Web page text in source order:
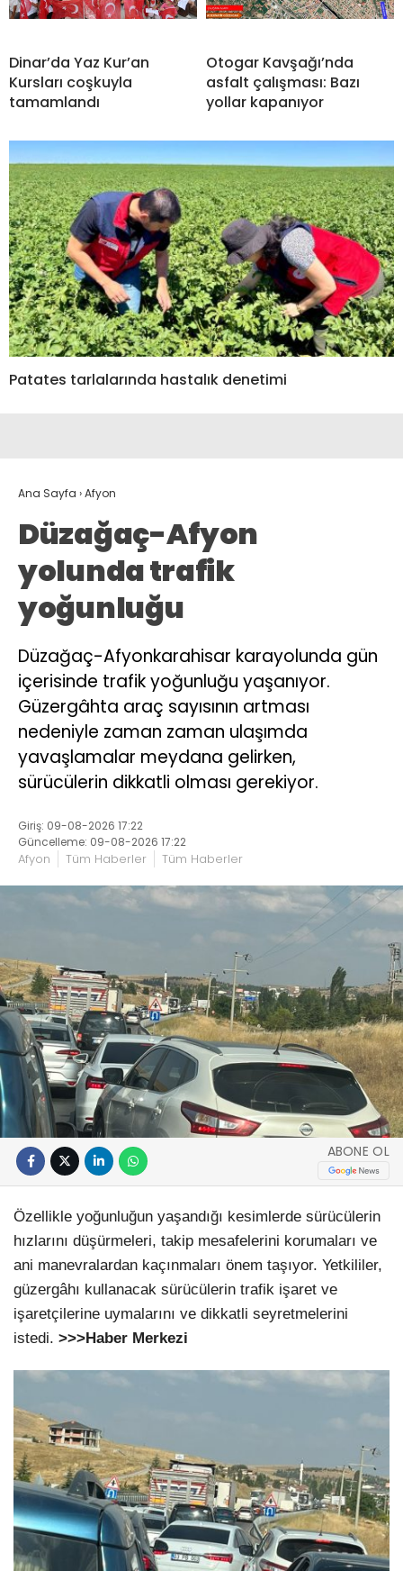
Dinar’da Yaz Kur’an
Kursları coşkuyla
tamamlandı
Otogar Kavşağı’nda
asfalt çalışması: Bazı
yollar kapanıyor
Patates tarlalarında hastalık denetimi
Ana Sayfa ›Afyon
Düzağaç-Afyon
yolunda trafik
yoğunluğu
Düzağaç-Afyonkarahisar karayolunda gün
içerisinde trafik yoğunluğu yaşanıyor.
Güzergâhta araç sayısının artması
nedeniyle zaman zaman ulaşımda
yavaşlamalar meydana gelirken,
sürücülerin dikkatli olması gerekiyor.
Giriş: 09-08-2026 17:22
Güncelleme: 09-08-2026 17:22
Afyon Tüm Haberler Tüm Haberler
ABONE OL
Özellikle yoğunluğun yaşandığı kesimlerde sürücülerin
hızlarını düşürmeleri, takip mesafelerini korumaları ve
ani manevralardan kaçınmaları önem taşıyor. Yetkililer,
güzergâhı kullanacak sürücülerin trafik işaret ve
işaretçilerine uymalarını ve dikkatli seyretmelerini
istedi. >>>Haber Merkezi